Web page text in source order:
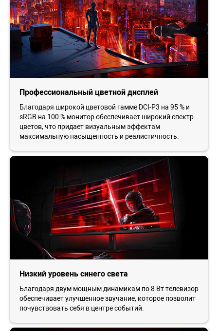
Профессиональный цветной дисплей
Благодаря широкой цветовой гамме DCI-P3 на 95 % и
sRGB на 100 % монитор обеспечивает широкий спектр
цветов, что придает визуальным эффектам
максимальную насыщенность и реалистичность.
Низкий уровень синего света
Благодаря двум мощным динамикам по 8 Вт телевизор
обеспечивает улучшенное звучание, которое позволит
почувствовать себя в центре событий.